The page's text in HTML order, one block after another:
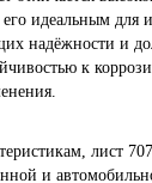
его идеальным для
надёжности и
к
лист
и